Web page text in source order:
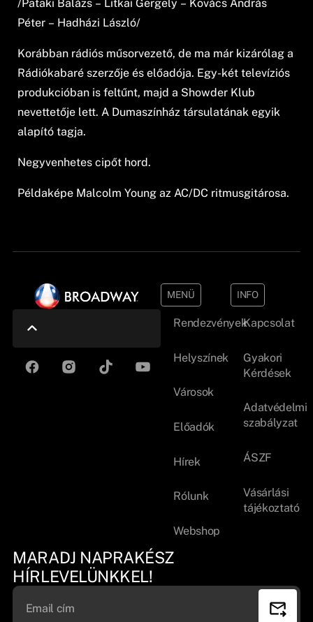
/Pataki Balázs – Litkai Gergely – Kovács András
Péter – Hadházi László/
Korábban rádiós műsorvezető, de ma már kizárólag a
Rádiókabaré szerzője és előadója. Egy-két televíziós
produkcióban is feltűnt, majd a Showder Klub
nevettetője lett. A Dumaszínház társulatának egyik
alapító tagja.
Negyvenhetes cipőt hord.
Példaképe Malcolm Young az AC/DC ritmusgitárosa.
MENÜ
Rendezvények
Helyszínek
Városok
Előadók
Hírek
Rólunk
Webshop
INFO
Kapcsolat
Gyakori
Kérdések
Adatvédelmi
szabályzat
ÁSZF
Vásárlási
tájékoztató
MARADJ NAPRAKÉSZ
HÍRLEVELÜNKKEL!